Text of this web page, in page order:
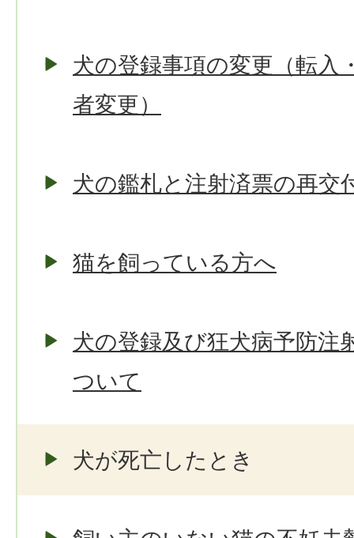
犬の登録事項の変更（転入
者変更）
犬の鑑札と注射済票の再交
猫を飼っている方へ
犬の登録及び狂犬病予防注
ついて
犬が死亡したとき